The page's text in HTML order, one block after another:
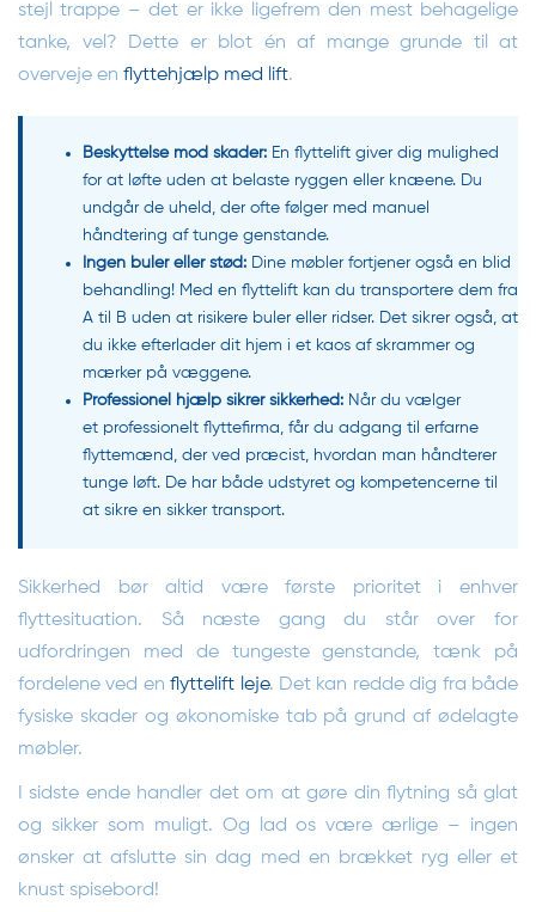
stejl trappe – det er ikke ligefrem den mest behagelige
tanke, vel? Dette er blot én af mange grunde til at
overveje en flyttehjælp med lift.
Beskyttelse mod skader: En flyttelift giver dig mulighed
for at løfte uden at belaste ryggen eller knæene. Du
undgår de uheld, der ofte følger med manuel
håndtering af tunge genstande.
Ingen buler eller stød: Dine møbler fortjener også en blid
behandling! Med en flyttelift kan du transportere dem fra
A til B uden at risikere buler eller ridser. Det sikrer også, at
du ikke efterlader dit hjem i et kaos af skrammer og
mærker på væggene.
Professionel hjælp sikrer sikkerhed: Når du vælger
et professionelt flyttefirma, får du adgang til erfarne
flyttemænd, der ved præcist, hvordan man håndterer
tunge løft. De har både udstyret og kompetencerne til
at sikre en sikker transport.
Sikkerhed bør altid være første prioritet i enhver
flyttesituation. Så næste gang du står over for
udfordringen med de tungeste genstande, tænk på
fordelene ved enflyttelift leje. Det kan redde dig fra både
fysiske skader og økonomiske tab på grund af ødelagte
møbler.
I sidste ende handler det om at gøre din flytning så glat
og sikker som muligt. Og lad os være ærlige – ingen
ønsker at afslutte sin dag med en brækket ryg eller et
knust spisebord!